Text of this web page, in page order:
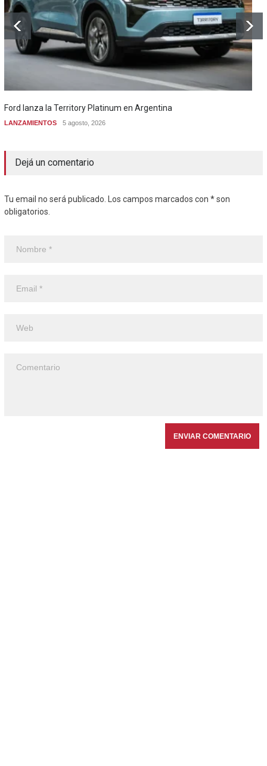
Ford lanza la Territory Platinum en Argentina
LANZAMIENTOS 5 agosto, 2026
Dejá un comentario
Tu email no será publicado. Los campos marcados con * son
obligatorios.